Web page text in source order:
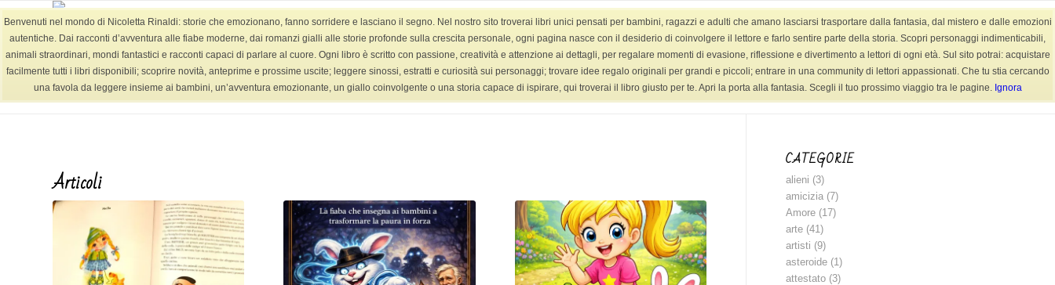
Benvenuti nel mondo di Nicoletta Rinaldi: storie che emozionano, fanno sorridere e lasciano il segno. Nel nostro sito troverai libri unici pensati per bambini, ragazzi e adulti che amano lasciarsi trasportare dalla fantasia, dal mistero e dalle emozioni
autentiche. Dai racconti d’avventura alle fiabe moderne, dai romanzi gialli alle storie profonde sulla crescita personale, ogni pagina nasce con il desiderio di coinvolgere il lettore e farlo sentire parte della storia. Scopri personaggi indimenticabili,
animali straordinari, mondi fantastici e racconti capaci di parlare al cuore. Ogni libro è scritto con passione, creatività e attenzione ai dettagli, per regalare momenti di evasione, riflessione e divertimento a lettori di ogni età. Sul sito potrai: acquistare
facilmente tutti i libri disponibili; scoprire novità, anteprime e prossime uscite; leggere sinossi, estratti e curiosità sui personaggi; trovare idee regalo originali per grandi e piccoli; entrare in una community di lettori appassionati. Che tu stia cercando
una favola da leggere insieme ai bambini, un’avventura emozionante, un giallo coinvolgente o una storia capace di ispirare, qui troverai il libro giusto per te. Apri la porta alla fantasia. Scegli il tuo prossimo viaggio tra le pagine. Ignora
HOME LIBRI LIBRI YANG ADULT VIDEO AUDIOFIABE CONTATTI SHOP LIBRI
Tag Archivio per: Fiaba animali Sei in: Home / BLOG / Fiaba animali
Articoli
CATEGORIE
alieni (3)
amicizia (7)
Amore (17)
arte (41)
artisti (9)
asteroide (1)
attestato (3)